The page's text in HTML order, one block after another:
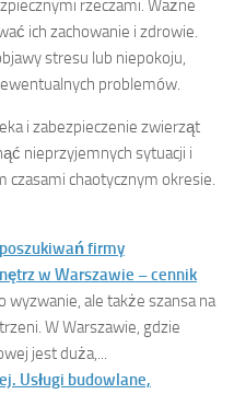
rzeczami. Ważne
ich zachowanie i zdrowie.
stresu lub niepokoju,
problemów.
i zabezpieczenie zwierząt
nieprzyjemnych sytuacji i
chaotycznym okresie.
firmy
w Warszawie – cennik
ale także szansa na
W Warszawie, gdzie
jest duża,...
Usługi budowlane,